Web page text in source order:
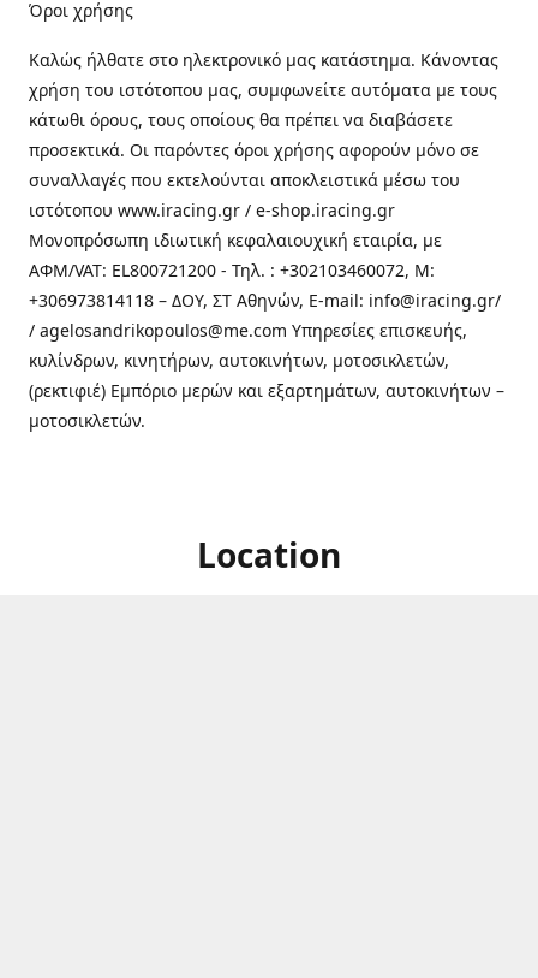
Όροι χρήσης
Καλώς ήλθατε στo ηλεκτρονικό μας κατάστημα. Κάνοντας
χρήση του ιστότοπου μας, συμφωνείτε αυτόματα με τους
κάτωθι όρους, τους οποίους θα πρέπει να διαβάσετε
προσεκτικά. Οι παρόντες όροι χρήσης αφορούν μόνο σε
συναλλαγές που εκτελούνται αποκλειστικά μέσω του
ιστότοπου www.iracing.gr / e-shop.iracing.gr
Μονοπρόσωπη ιδιωτική κεφαλαιουχική εταιρία, με
ΑΦΜ/VAT: EL800721200 - Τηλ. : +302103460072, M:
+306973814118 – ΔΟΥ, ΣΤ Αθηνών, E-mail: info@iracing.gr/
/ agelosandrikopoulos@me.com Υπηρεσίες επισκευής,
κυλίνδρων, κινητήρων, αυτοκινήτων, μοτοσικλετών,
(ρεκτιφιέ) Εμπόριο μερών και εξαρτημάτων, αυτοκινήτων –
μοτοσικλετών.
Location